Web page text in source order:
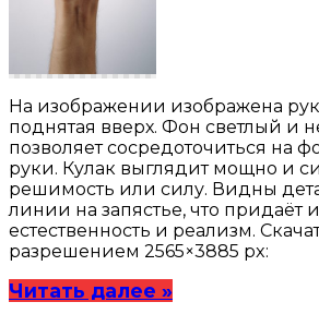
На изображении изображена
поднятая вверх. Фон светлый и
позволяет сосредоточиться на
руки. Кулак выглядит мощно и
решимость или силу. Видны
линии на запястье, что придаёт
естественность и реализм.
разрешением 2565×3885 px:
Читать далее »